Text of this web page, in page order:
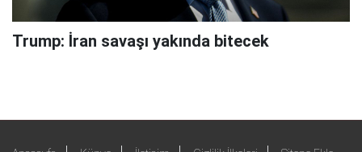
Trump: İran savaşı yakında bitecek